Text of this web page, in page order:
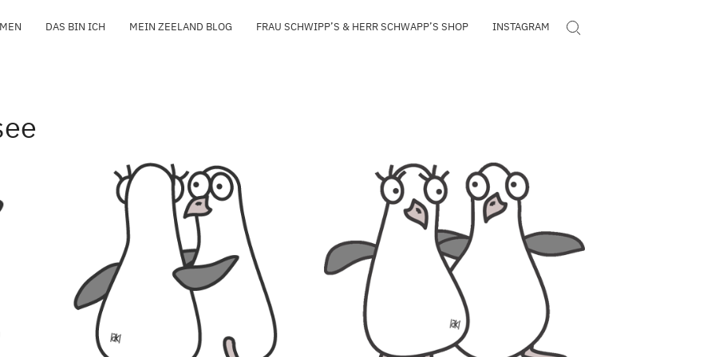
DAS BIN ICH MEIN ZEELAND BLOG FRAU SCHWIPP’S & HERR SCHWAPP’S SHOP INSTAGRAM Search for: